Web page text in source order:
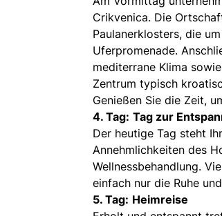
Crikvenica. Die
Paulanerklosters, die
Uferpromenade.
mediterrane Klima
Zentrum typisch
Genießen Sie die Zeit,
4. Tag: Tag zur
Der heutige Tag steht
Annehmlichkeiten des
Wellnessbehandlung.
einfach nur die Ruhe
5. Tag: Heimreise